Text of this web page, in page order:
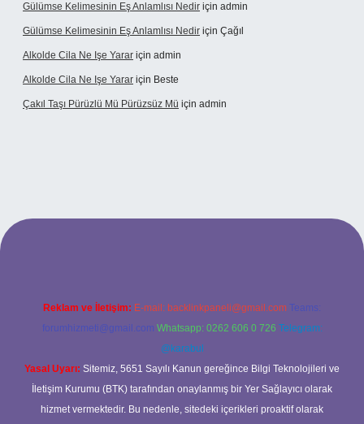
Gülümse Kelimesinin Eş Anlamlısı Nedir için admin
Gülümse Kelimesinin Eş Anlamlısı Nedir için Çağıl
Alkolde Cila Ne Işe Yarar için admin
Alkolde Cila Ne Işe Yarar için Beste
Çakıl Taşı Pürüzlü Mü Pürüzsüz Mü için admin
Reklam ve İletişim: E-mail: backlinkpaneli@gmail.com Teams:
forumhizmeti@gmail.com Whatsapp: 0262 606 0 726 Telegram:
@karabul
Yasal Uyarı: Sitemiz, 5651 Sayılı Kanun gereğince Bilgi Teknolojileri ve
İletişim Kurumu (BTK) tarafından onaylanmış bir Yer Sağlayıcı olarak
hizmet vermektedir. Bu nedenle, sitedeki içerikleri proaktif olarak